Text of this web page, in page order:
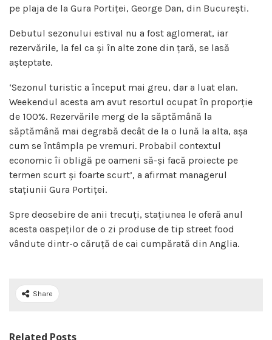
pe plaja de la Gura Portiței, George Dan, din București.
Debutul sezonului estival nu a fost aglomerat, iar
rezervările, la fel ca și în alte zone din țară, se lasă
așteptate.
‘Sezonul turistic a început mai greu, dar a luat elan.
Weekendul acesta am avut resortul ocupat în proporție
de 100%. Rezervările merg de la săptămână la
săptămână mai degrabă decât de la o lună la alta, așa
cum se întâmpla pe vremuri. Probabil contextul
economic îi obligă pe oameni să-și facă proiecte pe
termen scurt și foarte scurt’, a afirmat managerul
stațiunii Gura Portiței.
Spre deosebire de anii trecuți, stațiunea le oferă anul
acesta oaspeților de o zi produse de tip street food
vândute dintr-o căruță de cai cumpărată din Anglia.
Share
Related Posts